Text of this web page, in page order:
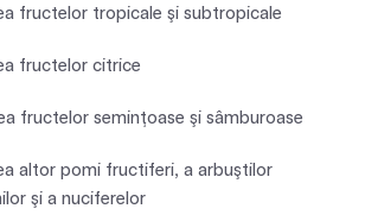
fructelor tropicale şi subtropicale
fructelor citrice
fructelor seminţoase şi sâmburoase
altor pomi fructiferi, a arbuştilor
şi a nuciferelor